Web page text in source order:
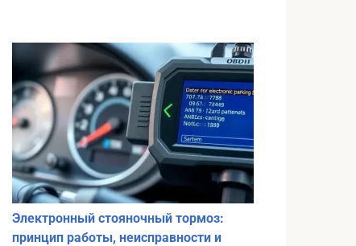
Электронный стояночный тормоз:
принцип работы, неисправности и